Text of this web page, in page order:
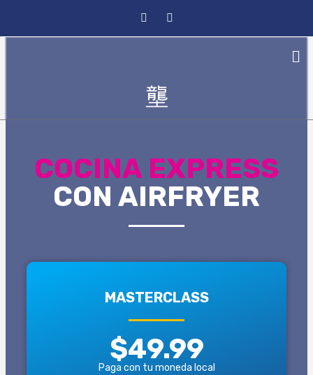
COCINA EXPRESS
CON AIRFRYER
MASTERCLASS
$49.99
Paga con tu moneda local